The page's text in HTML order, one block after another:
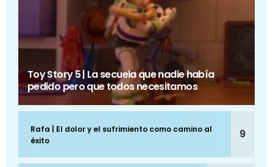
Toy Story 5 | La secuela que nadie había
pedido pero que todos necesitamos
Rafa | El dolor y el sufrimiento como camino al
éxito
9